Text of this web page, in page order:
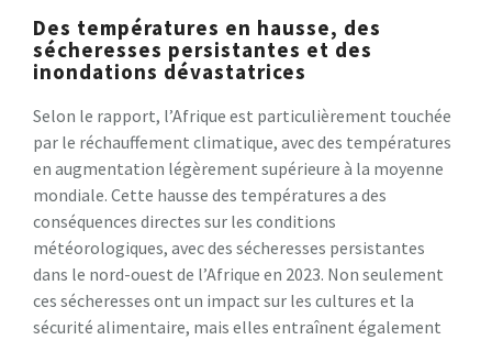
Des températures en hausse, des
sécheresses persistantes et des
inondations dévastatrices
Selon le rapport, l’Afrique est particulièrement touchée
par le réchauffement climatique, avec des températures
en augmentation légèrement supérieure à la moyenne
mondiale. Cette hausse des températures a des
conséquences directes sur les conditions
météorologiques, avec des sécheresses persistantes
dans le nord-ouest de l’Afrique en 2023. Non seulement
ces sécheresses ont un impact sur les cultures et la
sécurité alimentaire, mais elles entraînent également